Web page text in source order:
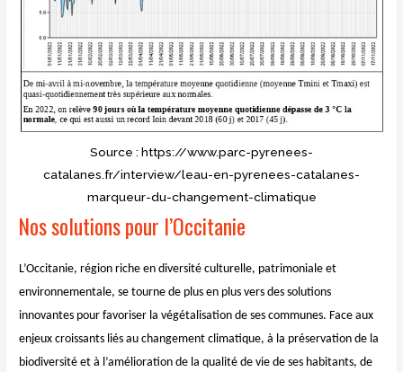
Source : https://www.parc-pyrenees-
catalanes.fr/interview/leau-en-pyrenees-catalanes-
marqueur-du-changement-climatique
Nos solutions pour l’Occitanie
L’Occitanie, région riche en diversité culturelle, patrimoniale et
environnementale, se tourne de plus en plus vers des solutions
innovantes pour favoriser la végétalisation de ses communes. Face aux
enjeux croissants liés au changement climatique, à la préservation de la
biodiversité et à l’amélioration de la qualité de vie de ses habitants, de